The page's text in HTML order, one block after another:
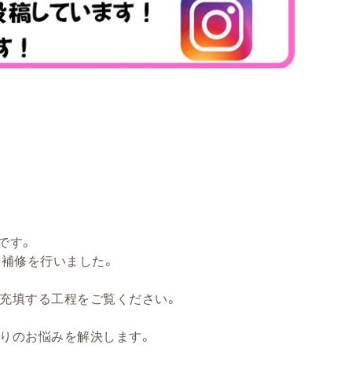
。
修を行いました。
填する工程をご覧ください。
のお悩みを解決します。